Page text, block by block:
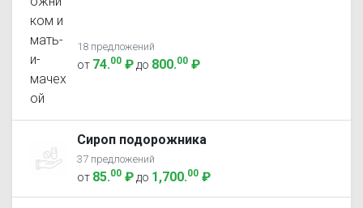
18 предложений
от 74.00 ₽ до 800.00 ₽
Сироп подорожника
37 предложений
от 85.00 ₽ до 1,700.00 ₽